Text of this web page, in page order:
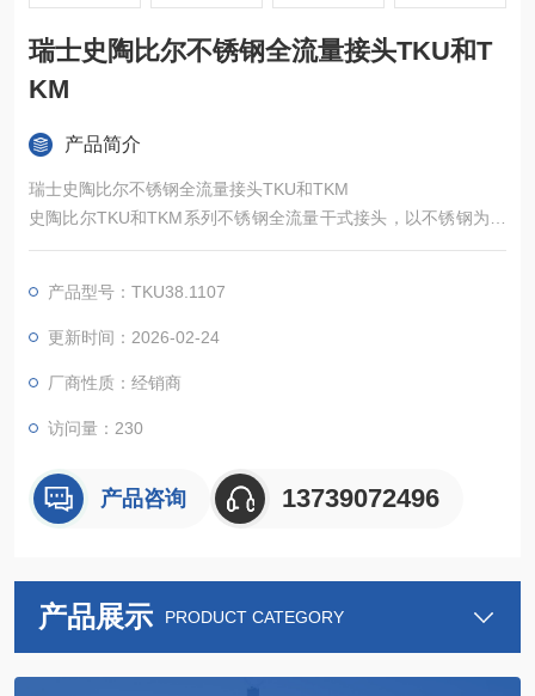
瑞士史陶比尔不锈钢全流量接头TKU和T
KM
产品简介
瑞士史陶比尔不锈钢全流量接头TKU和TKM
史陶比尔TKU和TKM系列不锈钢全流量干式接头，以不锈钢为主
体材质，采用全流量球阀设计，兼具安全锁止、操作便捷、易清
速连接场景，TKM系列O形圈密封可适配更多介质及减压工况，
两者共同为流体分配与传输提供高效、安全、可靠的连接解决方
产品型号：TKU38.1107
更新时间：2026-02-24
厂商性质：经销商
访问量：230
产品咨询 13739072496
产品展示 PRODUCT CATEGORY